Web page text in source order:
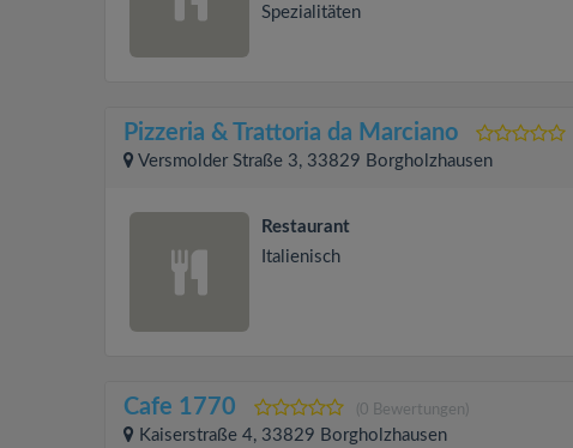
Spezialitäten
Pizzeria & Trattoria da Marciano
Versmolder Straße 3, 33829 Borgholzhausen
Restaurant
Italienisch
Cafe 1770 (0 Bewertungen)
Kaiserstraße 4, 33829 Borgholzhausen